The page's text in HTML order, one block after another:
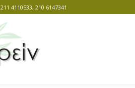
211 4110533, 210 6147341